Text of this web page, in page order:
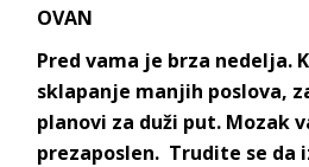
OVAN
Pred vama je brza nedelja.
sklapanje manjih poslova,
planovi za duži put. Mozak
prezaposlen. Trudite se da